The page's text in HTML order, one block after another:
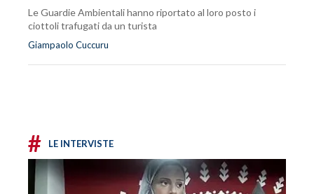
Le Guardie Ambientali hanno riportato al loro posto i
ciottoli trafugati da un turista
Giampaolo Cuccuru
# LE INTERVISTE